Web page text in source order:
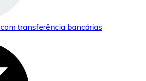
com transferência bancárias